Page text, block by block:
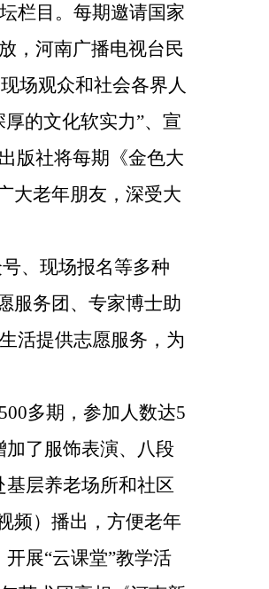
栏目。每期邀请国家
，河南广播电视台民
场观众和社会各界人
的文化软实力”、宣
版社将每期《金色大
大老年朋友，深受大
、现场报名等多种
服务团、专家博士助
活提供志愿服务，为
多期，参加人数达5
加了服饰表演、八段
基层养老场所和社区
频）播出，方便老年
展“云课堂”教学活